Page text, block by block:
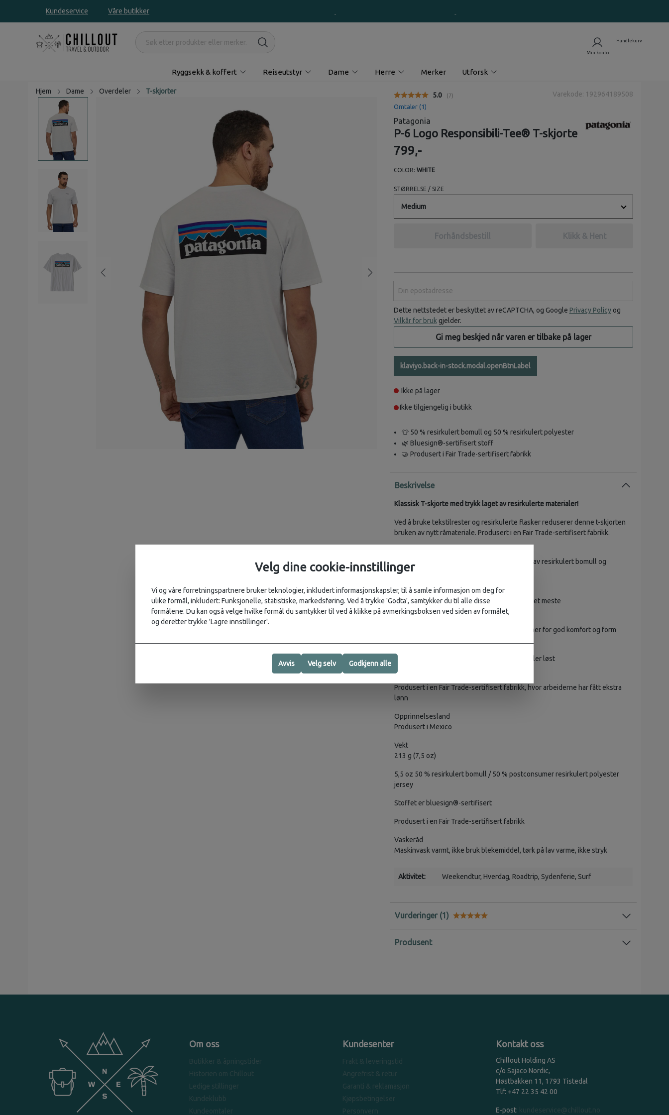
Kundeservice Våre butikker
Ryggsekk & koffert Reiseutstyr Dame Herre Merker Utforsk
Hjem Dame Overdeler T-skjorter
Gjennomsnittskarakter:
5.0 (stemmer:
7)
Omtaler (1)
Varekode: 192964189508
Patagonia
P-6 Logo Responsibili-Tee® T-skjorte
799,-
COLOR: WHITE
STØRRELSE / SIZE
Medium
Forhåndsbestill Klikk & Hent
Dette nettstedet er beskyttet av reCAPTCHA, og Google Privacy Policyog
Vilkår for bruk gjelder.
Gi meg beskjed når varen er tilbake på lager
klaviyo.back-in-stock.modal.openBtnLabel
Ikke på lager
Ikke tilgjengelig i butikk
👕 50 % resirkulert bomull og 50 % resirkulert polyester
🌿 Bluesign®-sertifisert stoff
🤝 Produsert i Fair Trade-sertifisert fabrikk
Beskrivelse
Klassisk T-skjorte med trykk laget av resirkulerte materialer!
Ved å bruke tekstilrester og resirkulerte flasker reduserer denne t-skjorten
bruken av nytt råmateriale. Produsert i en Fair Trade-sertifisert fabrikk.
Myk jersey-T-skjorte laget av 50/50 blanding av resirkulert bomull og
postconsumer resirkulert polyester
Allsidig crewneck
Klassisk og allsidig crewneck som passer til det meste
Ribbekant på halsen og teipede skuldersømmer for god komfort og form
Rett kant som kan brukes både inni buksen eller løst
Produsert i en Fair Trade-sertifisert fabrikk, hvor arbeiderne har fått ekstra
lønn
Opprinnelsesland
Produsert i Mexico
Vekt
213 g (7,5 oz)
5,5 oz 50 % resirkulert bomull / 50 % postconsumer resirkulert polyester
jersey
Stoffet er bluesign®-sertifisert
Produsert i en Fair Trade-sertifisert fabrikk
Vaskeråd
Maskinvask varmt, ikke bruk blekemiddel, tørk på lav varme, ikke stryk
Aktivitet: Weekendtur, Hverdag, Roadtrip, Sydenferie, Surf
Vurderinger
Produsent
Om oss
Butikker & åpningstider
Historien om Chillout
Ledige stillinger
Kundeklubb
Kundeomtaler
Kundesenter
Frakt & leveringstid
Angrefrist & retur
Garanti & reklamasjon
Kjøpsbetingelser
Personvern
Kontakt oss
Chillout Holding AS
c/o Sajaco Nordic,
Høstbakken 11, 1793 Tistedal
Tlf: +47 22 35 42 00
E-post: kundeservice@chillout.no
Velg dine cookie-innstillinger
Vi og våre forretningspartnere bruker teknologier, inkludert informasjonskapsler, til å samle informasjon om deg for
ulike formål, inkludert: Funksjonelle, statistiske, markedsføring. Ved å trykke 'Godta', samtykker du til alle disse
formålene. Du kan også velge hvilke formål du samtykker til ved å klikke på avmerkingsboksen ved siden av formålet,
og deretter trykke 'Lagre innstillinger'.
Avvis Velg selv Godkjenn alle